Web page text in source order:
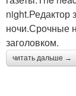
night.Редактор
ночи.Срочные
заголовком.
читать дальше →